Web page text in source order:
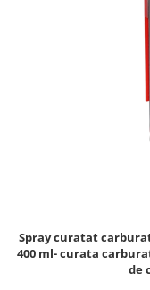
Seminte de Gulii
Seminte de Leustean
Seminte de Patrunjel
Spray curatat
400 ml- curata
de